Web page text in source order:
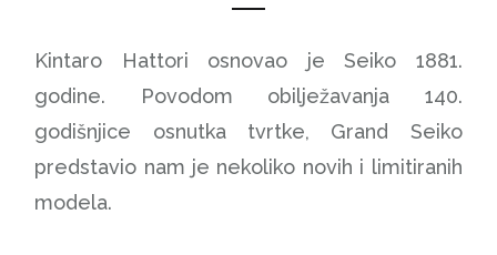
Kintaro Hattori osnovao je Seiko 1881.
godine. Povodom obilježavanja 140.
godišnjice osnutka tvrtke, Grand Seiko
predstavio nam je nekoliko novih i limitiranih
modela.